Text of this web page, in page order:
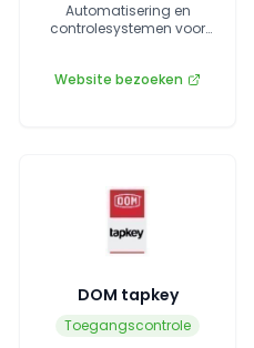
Automatisering en
controlesystemen voor
Website bezoeken
DOM tapkey
Toegangscontrole